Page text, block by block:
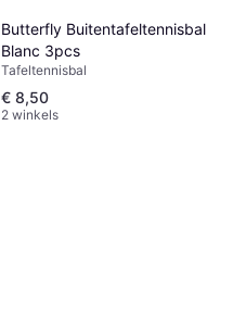
Butterfly Buitentafeltennisbal
Blanc 3pcs
Tafeltennisbal
€ 8,50
2 winkels